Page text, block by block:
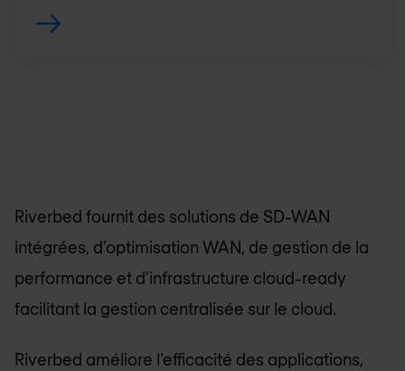
Riverbed fournit des solutions de SD-WAN
intégrées, d’optimisation WAN, de gestion de la
performance et d’infrastructure cloud-ready
facilitant la gestion centralisée sur le cloud.
Riverbed améliore l’efficacité des applications,